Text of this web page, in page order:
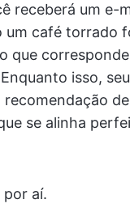
receberá um e-
um café torrado
que
isso,
recomendação
se alinha
por aí.